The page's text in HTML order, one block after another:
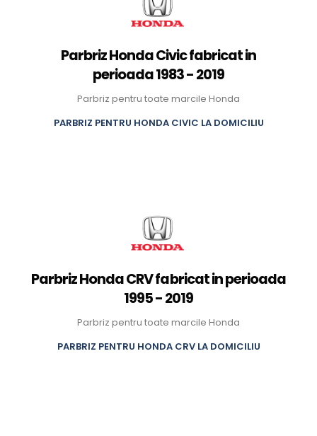
Parbriz Honda Civic fabricat in
perioada 1983 - 2019
Parbriz pentru toate marcile Honda
PARBRIZ PENTRU HONDA CIVIC LA DOMICILIU
Parbriz Honda CRV fabricat in perioada
1995 - 2019
Parbriz pentru toate marcile Honda
PARBRIZ PENTRU HONDA CRV LA DOMICILIU